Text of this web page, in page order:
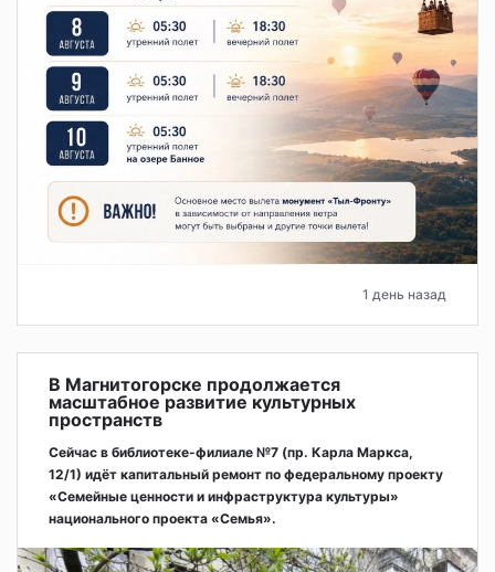
1 день назад
В Магнитогорске продолжается
масштабное развитие культурных
пространств
Сейчас в библиотеке-филиале №7 (пр. Карла Маркса,
12/1) идёт капитальный ремонт по федеральному проекту
«Семейные ценности и инфраструктура культуры»
национального проекта «Семья».